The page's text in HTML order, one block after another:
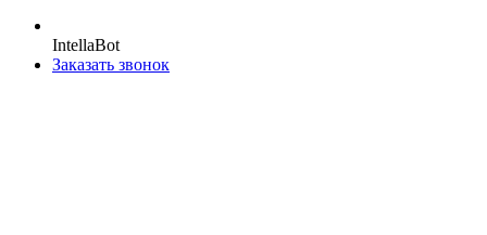
IntellaBot
Заказать звонок